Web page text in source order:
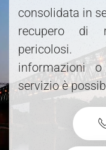
consolidata in
recupero di
pericolosi.
informazioni
servizio è